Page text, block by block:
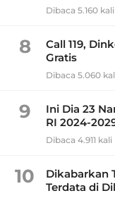
Dibaca 5.160 kali
8
Call 119,
Gratis
Dibaca 5.060
9
Ini Dia 23
RI 2024-
Dibaca 4.911 kali
10
Dikabarkan
Terdata di